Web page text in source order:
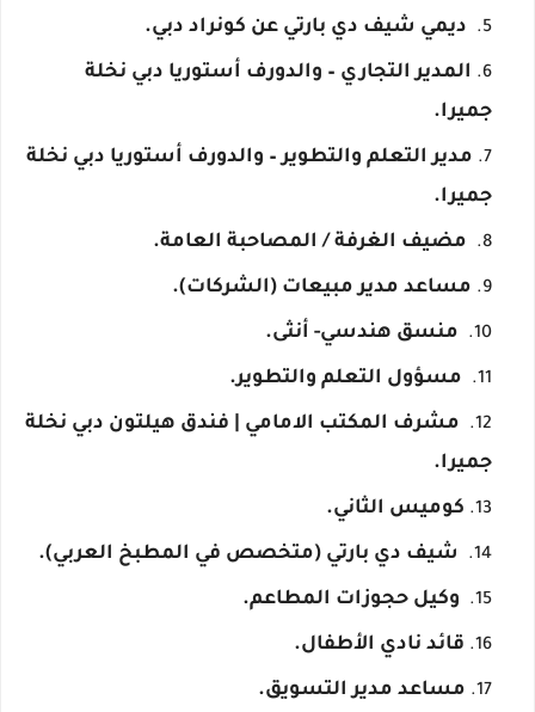
ديمي شيف دي بارتي عن كونراد دبي.
المدير التجاري – والدورف أستوريا دبي نخلة
جميرا.
مدير التعلم والتطوير – والدورف أستوريا دبي نخلة
جميرا.
مضيف الغرفة / المصاحبة العامة.
مساعد مدير مبيعات (الشركات).
منسق هندسي- أنثى.
مسؤول التعلم والتطوير.
مشرف المكتب الامامي | فندق هيلتون دبي نخلة
جميرا.
كوميس الثاني.
شيف دي بارتي (متخصص في المطبخ العربي).
وكيل حجوزات المطاعم.
قائد نادي الأطفال.
مساعد مدير التسويق.